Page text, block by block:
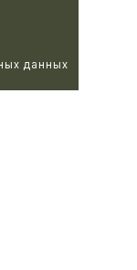
данных